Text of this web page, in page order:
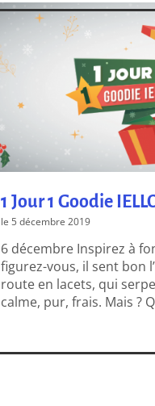
1 Jour 1 Goodie
le 5 décembre 2019
6 décembre Inspirez à
figurez-vous, il sent bon
route en lacets, qui
calme, pur, frais. Mais ?